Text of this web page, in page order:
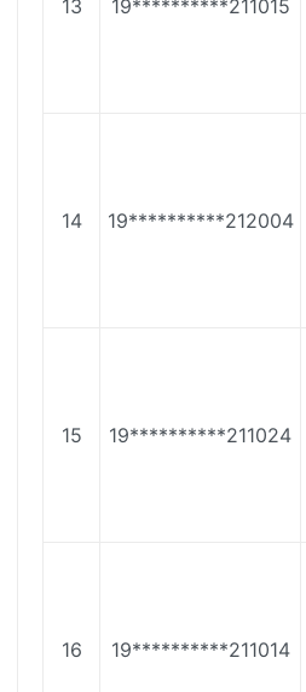
13 19**********211015
14 19**********212004
15 19**********211024
16 19**********211014